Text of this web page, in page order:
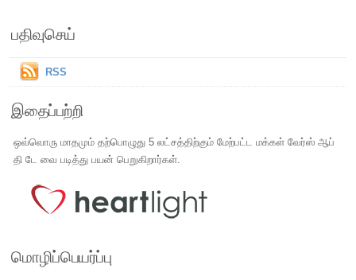
பதிவுசெய்
RSS
இதைப்பற்றி
ஒவ்வொரு மாதமும் தற்பொழுது 5 லட்சத்திற்கும் மேற்பட்ட மக்கள் வேர்ஸ் ஆப்
தி டே வை படித்து பயன் பெறுகிறார்கள்.
மொழிப்பெயர்ப்பு